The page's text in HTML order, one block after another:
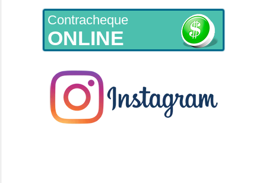
Contracheque
ONLINE